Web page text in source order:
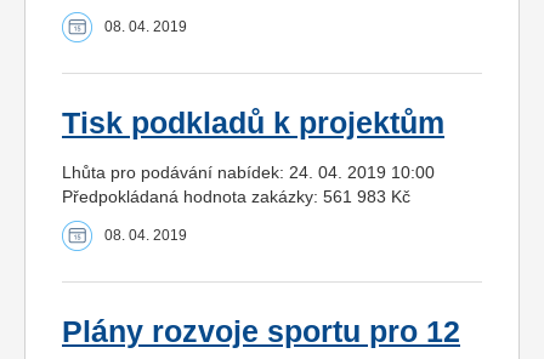
08. 04. 2019
Tisk podkladů k projektům
Lhůta pro podávání nabídek: 24. 04. 2019 10:00
Předpokládaná hodnota zakázky: 561 983 Kč
08. 04. 2019
Plány rozvoje sportu pro 12